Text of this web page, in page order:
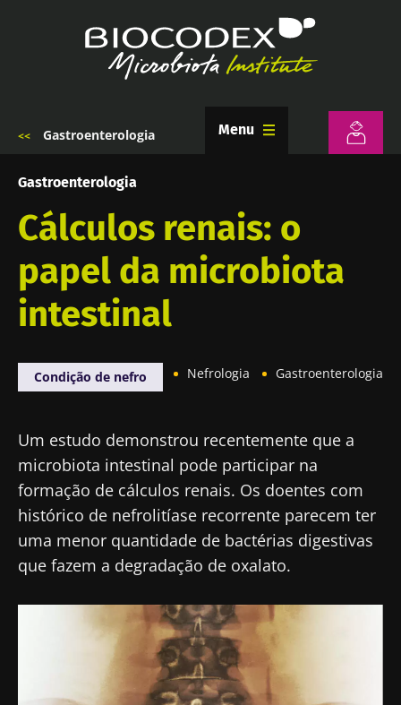
Gastroenterologia Menu
Gastroenterologia
Cálculos renais: o
papel da microbiota
intestinal
Condição de nefro Nefrologia Gastroenterologia
Um estudo demonstrou recentemente que a
microbiota intestinal pode participar na
formação de cálculos renais. Os doentes com
histórico de nefrolitíase recorrente parecem ter
uma menor quantidade de bactérias digestivas
que fazem a degradação de oxalato.